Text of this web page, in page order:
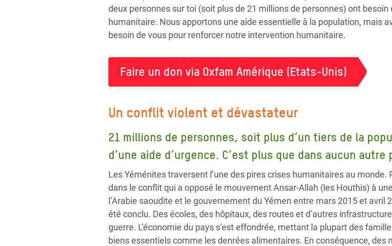
deux personnes sur toi (soit plus de 21 millions de personnes) ont besoin
humanitaire. Nous apportons une aide essentielle à la population, mais
besoin de vous pour renforcer notre intervention humanitaire.
Faire un don via Oxfam Amérique (Etats-Unis)
Un conflit violent et dévastateur
21 millions de personnes, soit plus d’un tiers de la
d’une aide d’urgence. C’est plus que dans aucun autre
Les Yéménites traversent l’une des pires crises humanitaires au monde.
dans le conflit qui a opposé le mouvement Ansar-Allah (les Houthis) à
l’Arabie saoudite et le gouvernement du Yémen entre mars 2015 et avril
été conclu. Des écoles, des hôpitaux, des routes et d’autres
guerre. L’économie du pays s’est effondrée, mettant la plupart des
biens essentiels comme les denrées alimentaires. En conséquence, des